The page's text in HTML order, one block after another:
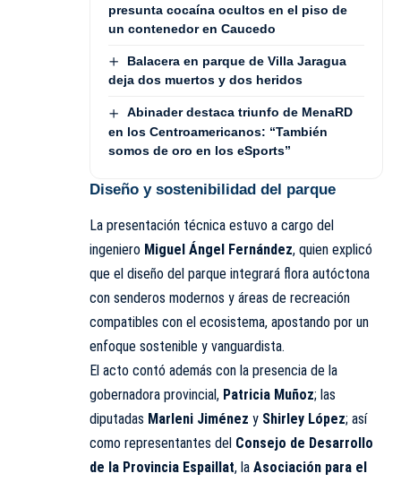
presunta cocaína ocultos en el piso de
un contenedor en Caucedo
Balacera en parque de Villa Jaragua
deja dos muertos y dos heridos
Abinader destaca triunfo de MenaRD
en los Centroamericanos: “También
somos de oro en los eSports”
Diseño y sostenibilidad del parque
La presentación técnica estuvo a cargo del
ingeniero Miguel Ángel Fernández, quien explicó
que el diseño del parque integrará flora autóctona
con senderos modernos y áreas de recreación
compatibles con el ecosistema, apostando por un
enfoque sostenible y vanguardista.
El acto contó además con la presencia de la
gobernadora provincial, Patricia Muñoz; las
diputadas Marleni Jiménez y Shirley López; así
como representantes del Consejo de Desarrollo
de la Provincia Espaillat, la Asociación para el